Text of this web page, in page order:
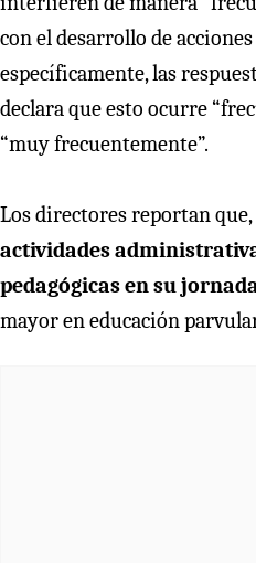
con el desarrollo de
específicamente, las
declara que esto ocurre
“muy frecuentemente”.
Los directores reportan
actividades
pedagógicas en su
mayor en educación